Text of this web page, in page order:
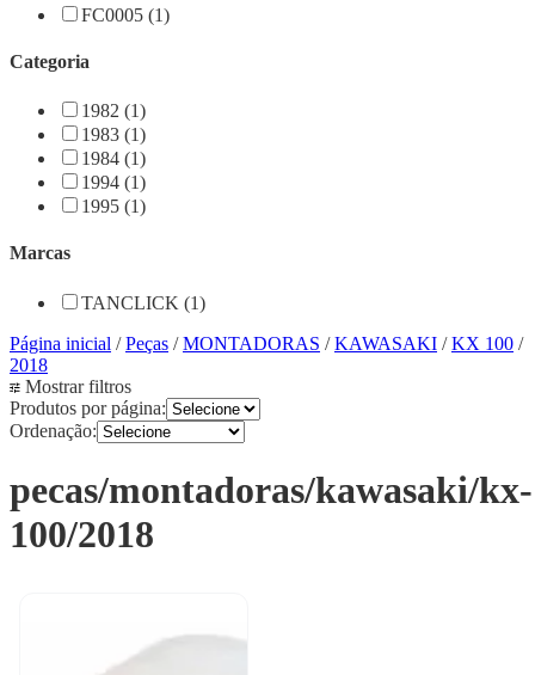
FC0005 (1)
Categoria
1982 (1)
1983 (1)
1984 (1)
1994 (1)
1995 (1)
Marcas
TANCLICK (1)
Página inicial /Peças /MONTADORAS /KAWASAKI /KX 100 /
2018
Mostrar filtros
Produtos por página:
Ordenação:
pecas/montadoras/kawasaki/kx-
100/2018